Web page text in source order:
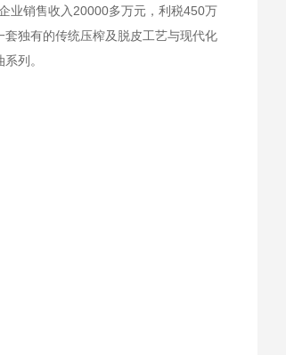
业销售收入20000多万元，利税450万
独有的传统压榨及脱皮工艺与现代化
列。